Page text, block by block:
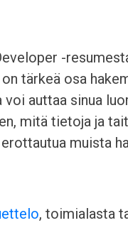
-
tärkeä osa
auttaa sinua
mitä tietoja ja
muista
, toimialasta